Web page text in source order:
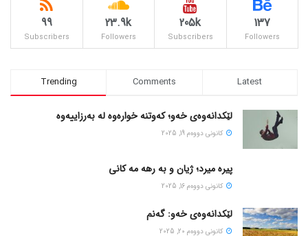
137
Followers
205k
Subscribers
23.9k
Followers
99
Subscribers
Trending Comments Latest
لێکدانەوەی خەو؛ کەوتنە خوارەوە لە بەرزاییەوە
كانونی دووه‌م 19, 2025
پیره میرد؛ ژیان و به رهه مه کانی
كانونی دووه‌م 16, 2025
لێکدانەوەی خەو: گەنم
كانونی دووه‌م 20, 2025